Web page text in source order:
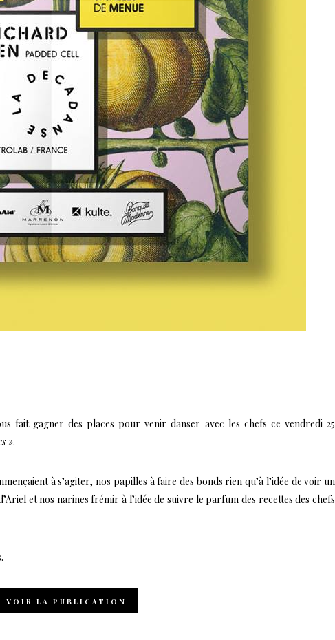
gagner des places pour venir danser avec les chefs ce vendredi 25
».
à s’agiter, nos papilles à faire des bonds rien qu’à l’idée de voir un
et nos narines frémir à l’idée de suivre le parfum des recettes des chefs
VOIR LA PUBLICATION